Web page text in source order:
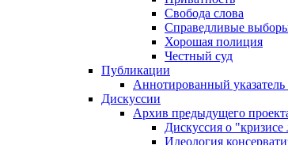
Свобода слова
Справедливые
Хорошая полиция
Честный суд
Публикации
Аннотированный указатель
Дискуссии
Архив предыдущего
Дискуссия о "кризисе
Идеология